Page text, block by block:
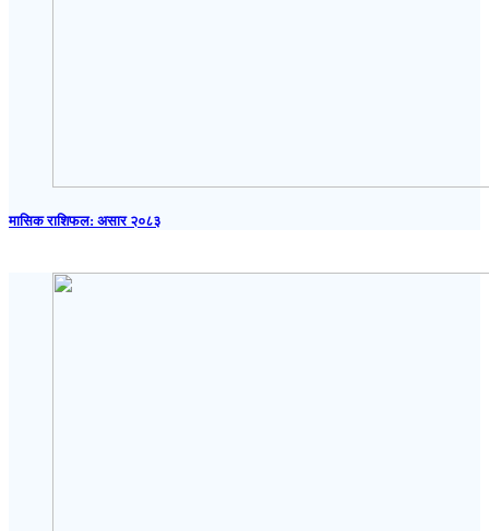
मासिक राशिफल: असार २०८३